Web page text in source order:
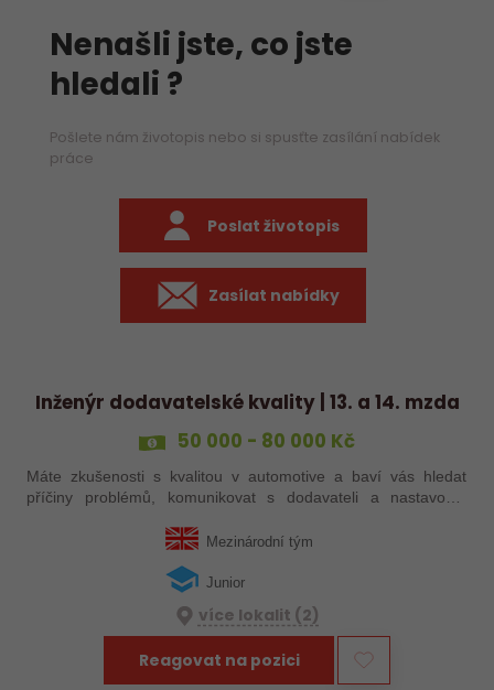
Nenašli jste, co jste
hledali ?
Pošlete nám životopis nebo si spusťte zasílání nabídek
práce
Poslat životopis
Zasílat nabídky
Inženýr dodavatelské kvality | 13. a 14. mzda
50 000 - 80 000 Kč
Máte zkušenosti s kvalitou v automotive a baví vás hledat
příčiny problémů, komunikovat s dodavateli a nastavovat
dodavatelské kvality, který…Mezinárodní tým
Junior
více lokalit (2)
Reagovat na pozici